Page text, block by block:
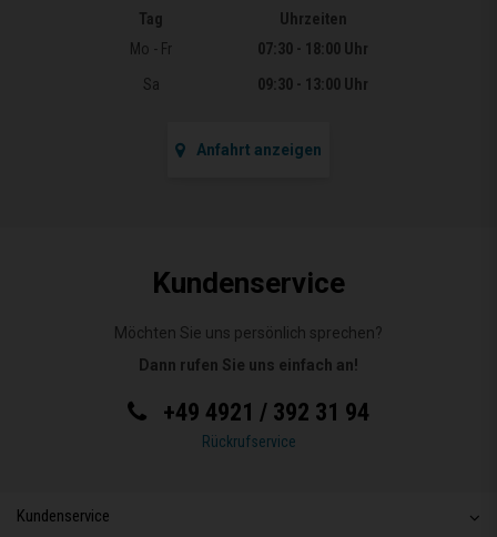
Öffnungszeiten
Tag
Uhrzeiten
Mo - Fr
07:30 - 18:00 Uhr
Sa
09:30 - 13:00 Uhr
Anfahrt anzeigen
Kundenservice
Möchten Sie uns persönlich sprechen?
Dann rufen Sie uns einfach an!
+49 4921 / 392 31 94
Rückrufservice
Kundenservice